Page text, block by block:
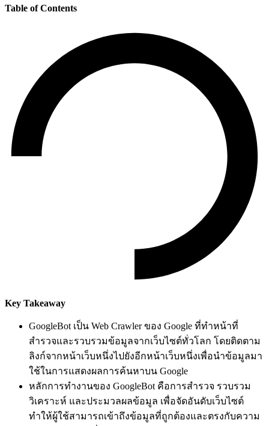
Table of Contents
Key Takeaway
GoogleBot เป็น Web Crawler ของ Google ที่ทำหน้าที่
สำรวจและรวบรวมข้อมูลจากเว็บไซต์ทั่วโลก โดยติดตาม
ลิงก์จากหน้าเว็บหนึ่งไปยังอีกหน้าเว็บหนึ่งเพื่อนำข้อมูลมา
ใช้ในการแสดงผลการค้นหาบน Google
หลักการทำงานของ GoogleBot คือการสำรวจ รวบรวม
วิเคราะห์ และประมวลผลข้อมูล เพื่อจัดอันดับเว็บไซต์
ทำให้ผู้ใช้สามารถเข้าถึงข้อมูลที่ถูกต้องและตรงกับความ